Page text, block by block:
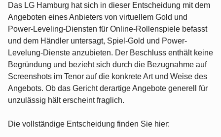
Das LG Hamburg hat sich in dieser Entscheidung mit dem
Angeboten eines Anbieters von virtuellem Gold und
Power-Leveling-Diensten für Online-Rollenspiele befasst
und dem Händler untersagt, Spiel-Gold und Power-
Levelung-Dienste anzubieten. Der Beschluss enthält keine
Begründung und bezieht sich durch die Bezugnahme auf
Screenshots im Tenor auf die konkrete Art und Weise des
Angebots. Ob das Gericht derartige Angebote generell für
unzulässig hält erscheint fraglich.
Die vollständige Entscheidung finden Sie hier: